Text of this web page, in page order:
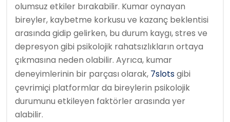
olumsuz etkiler bırakabilir. Kumar oynayan
bireyler, kaybetme korkusu ve kazanç beklentisi
arasında gidip gelirken, bu durum kaygı, stres ve
depresyon gibi psikolojik rahatsızlıkların ortaya
çıkmasına neden olabilir. Ayrıca, kumar
deneyimlerinin bir parçası olarak, 7slotsgibi
çevrimiçi platformlar da bireylerin psikolojik
durumunu etkileyen faktörler arasında yer
alabilir.